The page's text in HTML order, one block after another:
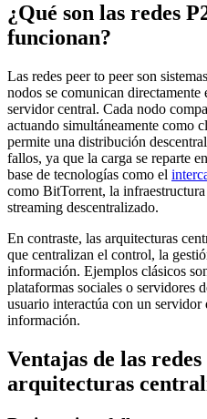
¿Qué son las redes
funcionan?
Las redes peer to peer son
nodos se comunican directamente
servidor central. Cada nodo
actuando simultáneamente como
permite una distribución
fallos, ya que la carga se reparte
base de tecnologías como el
como BitTorrent, la
streaming descentralizado.
En contraste, las arquitecturas
que centralizan el control, la
información. Ejemplos clásicos
plataformas sociales o servidores
usuario interactúa con un
información.
Ventajas de las
arquitecturas